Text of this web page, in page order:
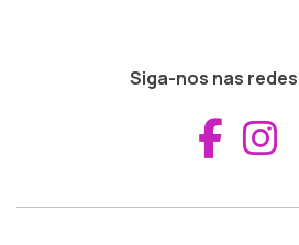
Siga-nos nas